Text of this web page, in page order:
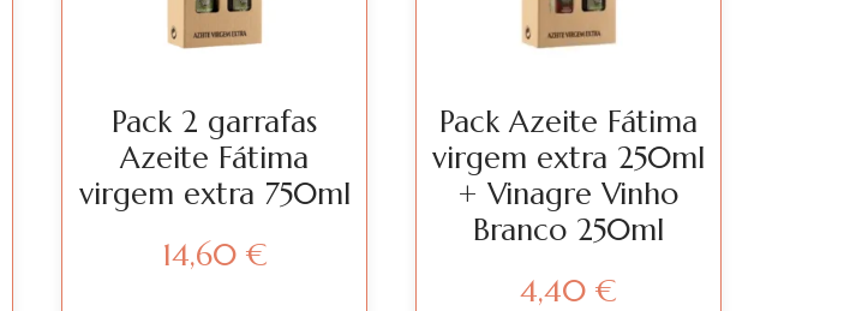
Pack 2 garrafas
Azeite Fátima
virgem extra 750ml
14,60 €
Pack Azeite Fátima
virgem extra 250ml
+ Vinagre Vinho
Branco 250ml
4,40 €